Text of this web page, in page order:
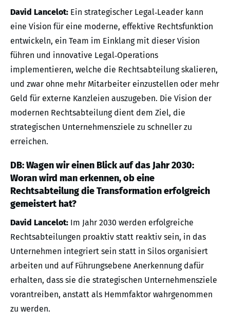
David Lancelot: Ein strategischer Legal‑Leader kann
eine Vision für eine moderne, effektive Rechtsfunktion
entwickeln, ein Team im Einklang mit dieser Vision
führen und innovative Legal‑Operations
implementieren, welche die Rechtsabteilung skalieren,
und zwar ohne mehr Mitarbeiter einzustellen oder mehr
Geld für externe Kanzleien auszugeben. Die Vision der
modernen Rechtsabteilung dient dem Ziel, die
strategischen Unternehmensziele zu schneller zu
erreichen.
DB: Wagen wir einen Blick auf das Jahr 2030:
Woran wird man erkennen, ob eine
Rechtsabteilung die Transformation erfolgreich
gemeistert hat?
David Lancelot: Im Jahr 2030 werden erfolgreiche
Rechtsabteilungen proaktiv statt reaktiv sein, in das
Unternehmen integriert sein statt in Silos organisiert
arbeiten und auf Führungsebene Anerkennung dafür
erhalten, dass sie die strategischen Unternehmensziele
vorantreiben, anstatt als Hemmfaktor wahrgenommen
zu werden.